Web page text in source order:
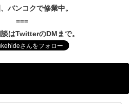
バンコクで修業中。
===
はTwitterのDMまで。